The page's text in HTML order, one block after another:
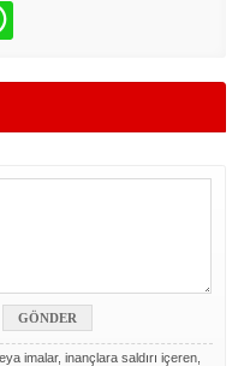
imalar, inançlara saldırı içeren,